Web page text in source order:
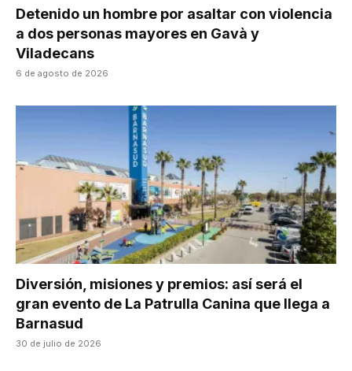
Detenido un hombre por asaltar con violencia
a dos personas mayores en Gavà y
Viladecans
6 de agosto de 2026
Diversión, misiones y premios: así será el
gran evento de La Patrulla Canina que llega a
Barnasud
30 de julio de 2026